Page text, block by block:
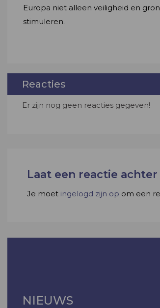
Europa niet alleen veiligheid en
stimuleren.
Reacties
Er zijn nog geen reacties gegeven!
Laat een reactie achter
Je moet ingelogd zijn op om een
NIEUWS